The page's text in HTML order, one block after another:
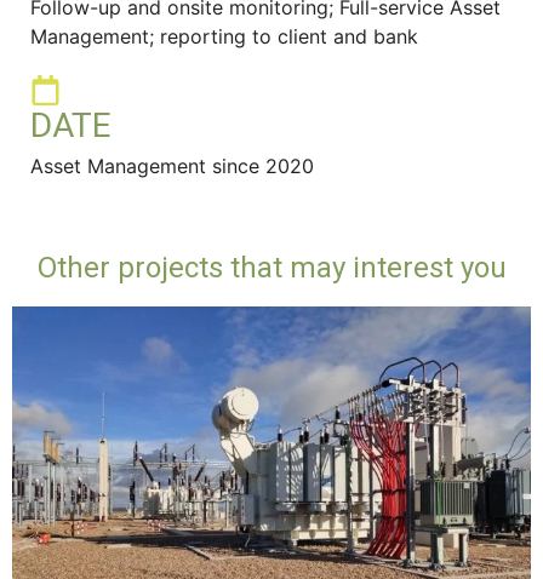
Follow-up and onsite monitoring; Full-service Asset
Management; reporting to client and bank
DATE
Asset Management since 2020
Other projects that may interest you